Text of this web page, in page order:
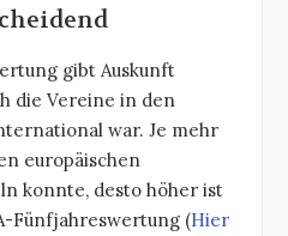
gibt Auskunft
die Vereine in den
war. Je mehr
europäischen
konnte, desto höher ist
Fünfjahreswertung (Hier